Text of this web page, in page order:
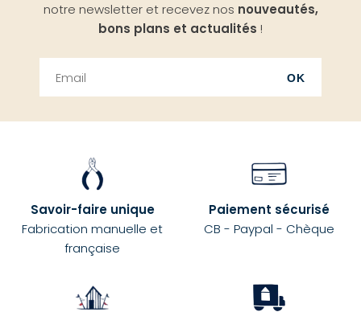
notre newsletter et recevez nos nouveautés,
bons plans et actualités !
OK
Savoir-faire unique
Fabrication manuelle et
française
Paiement sécurisé
CB - Paypal - Chèque